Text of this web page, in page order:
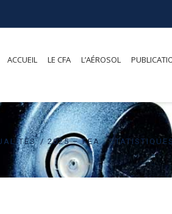
ACCUEIL LE CFA L’AÉROSOL
2025 – FEA :